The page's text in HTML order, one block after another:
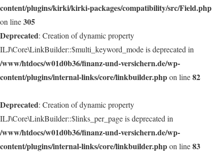
content/plugins/kirki/kirki-packages/compatibility/src/Field.php
on line305
Deprecated: Creation of dynamic property
ILJ\Core\LinkBuilder::$multi_keyword_mode is deprecated in
/www/htdocs/w01d0b36/finanz-und-versichern.de/wp-
content/plugins/internal-links/core/linkbuilder.phpon line82
Deprecated: Creation of dynamic property
ILJ\Core\LinkBuilder::$links_per_page is deprecated in
/www/htdocs/w01d0b36/finanz-und-versichern.de/wp-
content/plugins/internal-links/core/linkbuilder.phpon line83